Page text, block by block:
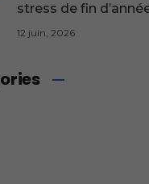
stress de fin
12 juin, 2026